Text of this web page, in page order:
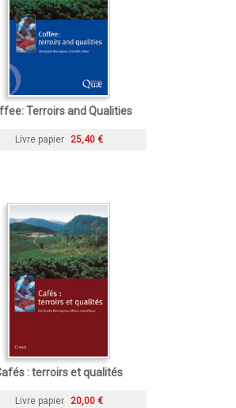
Terroirs and Qualities
Livre papier 25,40 €
: terroirs et qualités
Livre papier 20,00 €